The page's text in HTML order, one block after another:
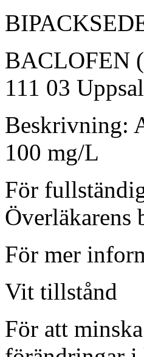
BACLOFEN
111 03
Beskrivning:
100 mg/L
För
Överläkarens
För mer
Vit tillstånd
För att